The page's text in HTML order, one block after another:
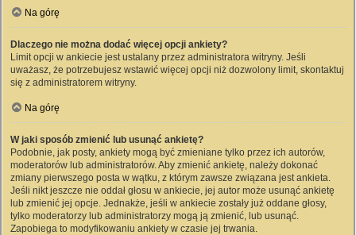
Na górę
Dlaczego nie można dodać więcej opcji ankiety?
Limit opcji w ankiecie jest ustalany przez administratora witryny. Jeśli
uważasz, że potrzebujesz wstawić więcej opcji niż dozwolony limit, skontaktuj
się z administratorem witryny.
Na górę
W jaki sposób zmienić lub usunąć ankietę?
Podobnie, jak posty, ankiety mogą być zmieniane tylko przez ich autorów,
moderatorów lub administratorów. Aby zmienić ankietę, należy dokonać
zmiany pierwszego posta w wątku, z którym zawsze związana jest ankieta.
Jeśli nikt jeszcze nie oddał głosu w ankiecie, jej autor może usunąć ankietę
lub zmienić jej opcje. Jednakże, jeśli w ankiecie zostały już oddane głosy,
tylko moderatorzy lub administratorzy mogą ją zmienić, lub usunąć.
Zapobiega to modyfikowaniu ankiety w czasie jej trwania.